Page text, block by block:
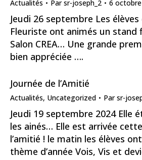
Actualités Parsr-joseph_2 6
Jeudi 26 septembre Les élèves
Fleuriste ont animés un stand
Salon CREA… Une grande
bien appréciée ….
Journée de l’Amitié
Actualités, Uncategorized Parsr-
Jeudi 19 septembre 2024 Elle
les ainés… Elle est arrivée
l’amitié ! le matin les élèves
thème d’année Vois, Vis et